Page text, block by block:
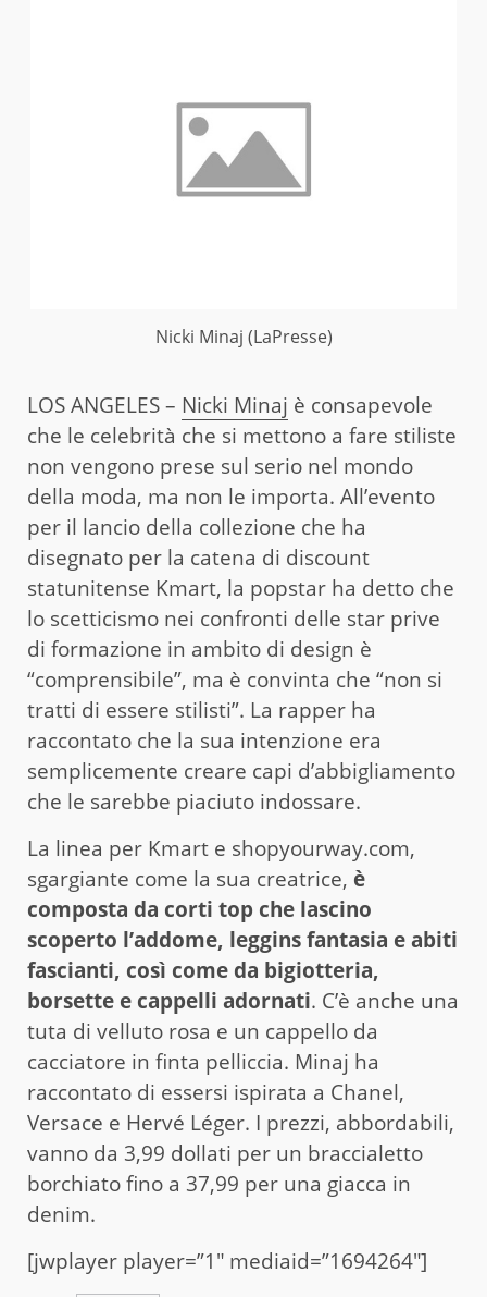
Nicki Minaj (LaPresse)
LOS ANGELES – Nicki Minaj è consapevole
che le celebrità che si mettono a fare stiliste
non vengono prese sul serio nel mondo
della moda, ma non le importa. All’evento
per il lancio della collezione che ha
disegnato per la catena di discount
statunitense Kmart, la popstar ha detto che
lo scetticismo nei confronti delle star prive
di formazione in ambito di design è
“comprensibile”, ma è convinta che “non si
tratti di essere stilisti”. La rapper ha
raccontato che la sua intenzione era
semplicemente creare capi d’abbigliamento
che le sarebbe piaciuto indossare.
La linea per Kmart e shopyourway.com,
sgargiante come la sua creatrice, è
composta da corti top che lascino
scoperto l’addome, leggins fantasia e abiti
fascianti, così come da bigiotteria,
borsette e cappelli adornati. C’è anche una
tuta di velluto rosa e un cappello da
cacciatore in finta pelliccia. Minaj ha
raccontato di essersi ispirata a Chanel,
Versace e Hervé Léger. I prezzi, abbordabili,
vanno da 3,99 dollati per un braccialetto
borchiato fino a 37,99 per una giacca in
denim.
[jwplayer player=”1″ mediaid=”1694264″]